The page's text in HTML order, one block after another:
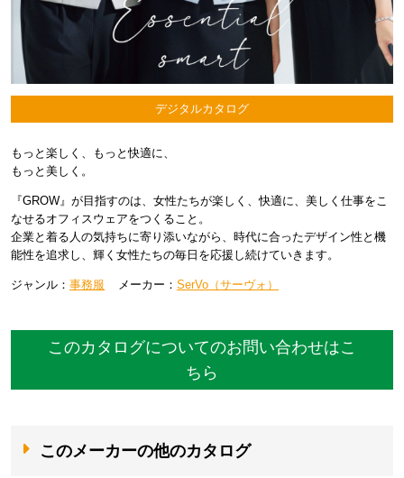
デジタルカタログ
もっと楽しく、もっと快適に、
もっと美しく。
『GROW』が目指すのは、女性たちが楽しく、快適に、美しく仕事をこ
なせるオフィスウェアをつくること。
企業と着る人の気持ちに寄り添いながら、時代に合ったデザイン性と機
能性を追求し、輝く女性たちの毎日を応援し続けていきます。
ジャンル： 事務服 メーカー： SerVo（サーヴォ）
このカタログについてのお問い合わせはこ
ちら
このメーカーの他のカタログ